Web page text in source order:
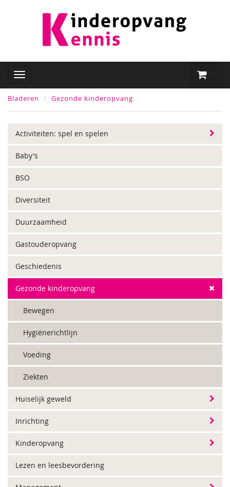
Bladeren Gezonde kinderopvang
Activiteiten: spel en spelen
Baby's
BSO
Diversiteit
Duurzaamheid
Gastouderopvang
Geschiedenis
Gezonde kinderopvang
Bewegen
Hygiënerichtlijn
Voeding
Ziekten
Huiselijk geweld
Inrichting
Kinderopvang
Lezen en leesbevordering